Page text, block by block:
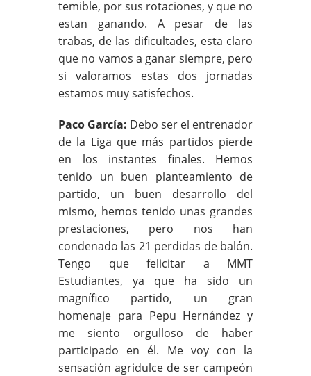
temible, por sus rotaciones, y que no
estan ganando. A pesar de las
trabas, de las dificultades, esta claro
que no vamos a ganar siempre, pero
si valoramos estas dos jornadas
estamos muy satisfechos.
Paco García: Debo ser el entrenador
de la Liga que más partidos pierde
en los instantes finales. Hemos
tenido un buen planteamiento de
partido, un buen desarrollo del
mismo, hemos tenido unas grandes
prestaciones, pero nos han
condenado las 21 perdidas de balón.
Tengo que felicitar a MMT
Estudiantes, ya que ha sido un
magnífico partido, un gran
homenaje para Pepu Hernández y
me siento orgulloso de haber
participado en él. Me voy con la
sensación agridulce de ser campeón